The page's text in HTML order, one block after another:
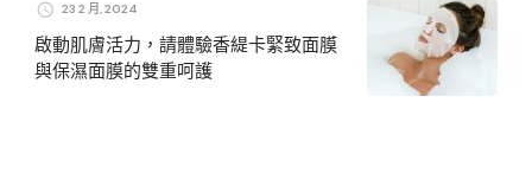
23 2 月, 2024
啟動肌膚活力，請體驗香緹卡緊致面膜
與保濕面膜的雙重呵護